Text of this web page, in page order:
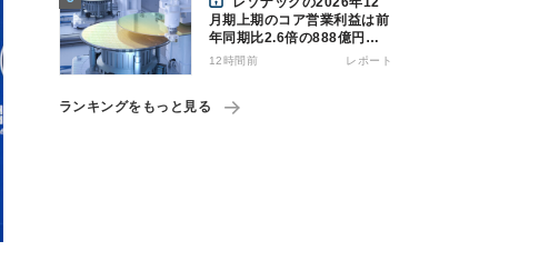
月期上期のコア営業利益は前
年同期比2.6倍の888億円、
AI向け半導体材料が好調
12時間前 レポート
ランキングをもっと見る